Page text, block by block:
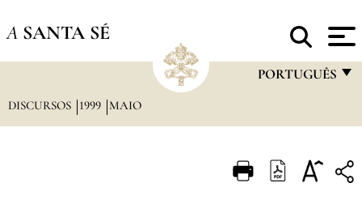
A SANTA SÉ
PORTUGUÊS
ITALIANO
DISCURSOS 1999 MAIO